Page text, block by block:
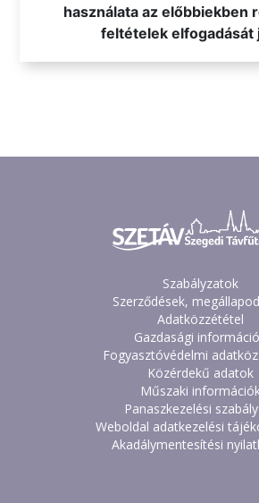
használata az előbbiekben
feltételek elfogadását
Szabályzatok
Szerződések,
Adatközzététel
Gazdasági
Fogyasztóvédelmi
Közérdekű adatok
Műszaki
Panaszkezelési
Weboldal adatkezelési
Akadálymentesítési